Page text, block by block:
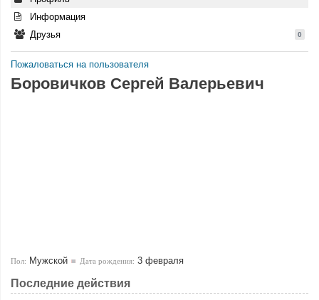
Информация
Друзья
0
Пожаловаться на пользователя
Боровичков Сергей Валерьевич
Пол: Мужской Дата рождения: 3 февраля
Последние действия